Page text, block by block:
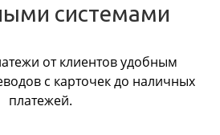
системами
от клиентов удобным
с карточек до наличных
платежей.